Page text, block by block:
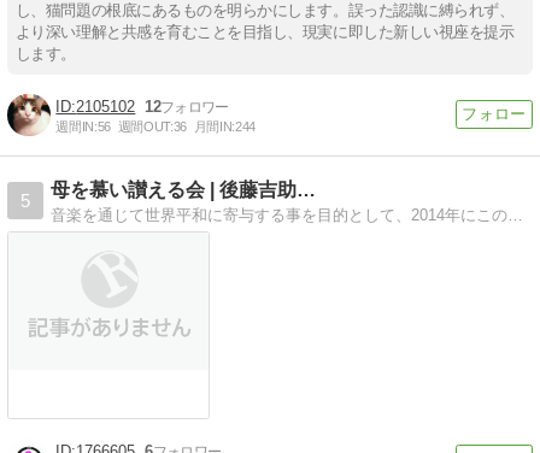
し、猫問題の根底にあるものを明らかにします。誤った認識に縛られず、
より深い理解と共感を育むことを目指し、現実に即した新しい視座を提示
します。
2105102 12
週間IN:56 週間OUT:36 月間IN:244
5
母を慕い讃える会 | 後藤吉助…
音楽を通じて世界平和に寄与する事を目的として、2014年にこの「母を慕い讃える会」を立ち上げました。nikkankakehashi@yahoo.co.jp